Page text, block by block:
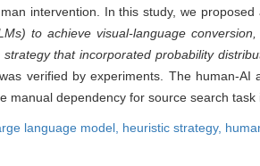
intervention. In this study, we
to achieve visual-language
that incorporated probability
verified by experiments. The human-AI
dependency for source search task
language model, heuristic strategy,